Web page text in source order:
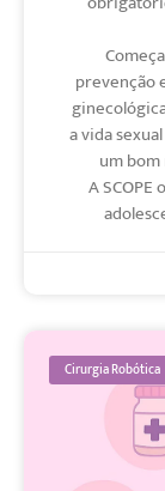
prevenção
a vida
um
A
Cirurgia Robótica